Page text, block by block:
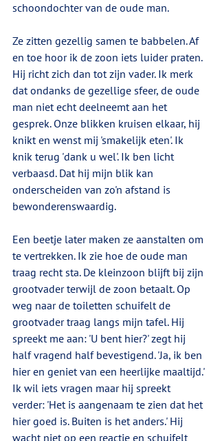
schoondochter van de oude man.
Ze zitten gezellig samen te babbelen. Af
en toe hoor ik de zoon iets luider praten.
Hij richt zich dan tot zijn vader. Ik merk
dat ondanks de gezellige sfeer, de oude
man niet echt deelneemt aan het
gesprek. Onze blikken kruisen elkaar, hij
knikt en wenst mij 'smakelijk eten'. Ik
knik terug 'dank u wel'. Ik ben licht
verbaasd. Dat hij mijn blik kan
onderscheiden van zo'n afstand is
bewonderenswaardig.
Een beetje later maken ze aanstalten om
te vertrekken. Ik zie hoe de oude man
traag recht sta. De kleinzoon blijft bij zijn
grootvader terwijl de zoon betaalt. Op
weg naar de toiletten schuifelt de
grootvader traag langs mijn tafel. Hij
spreekt me aan: 'U bent hier?' zegt hij
half vragend half bevestigend. 'Ja, ik ben
hier en geniet van een heerlijke maaltijd.'
Ik wil iets vragen maar hij spreekt
verder: 'Het is aangenaam te zien dat het
hier goed is. Buiten is het anders.' Hij
wacht niet op een reactie en schuifelt